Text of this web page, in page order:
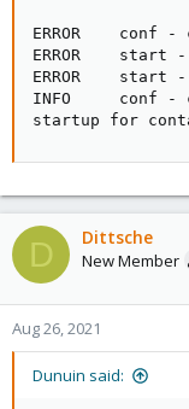
ERROR    conf
ERROR
ERROR
INFO     conf -
startup for
D Dittsche
New Member
Aug 26, 2021
Dunuin said: